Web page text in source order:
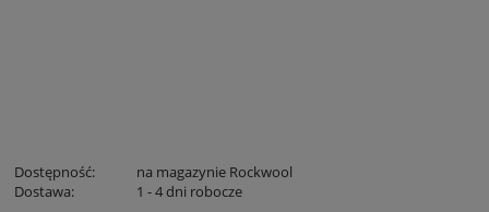
Dostępność:
na magazynie Rockwool
Dostawa:
1 - 4 dni robocze